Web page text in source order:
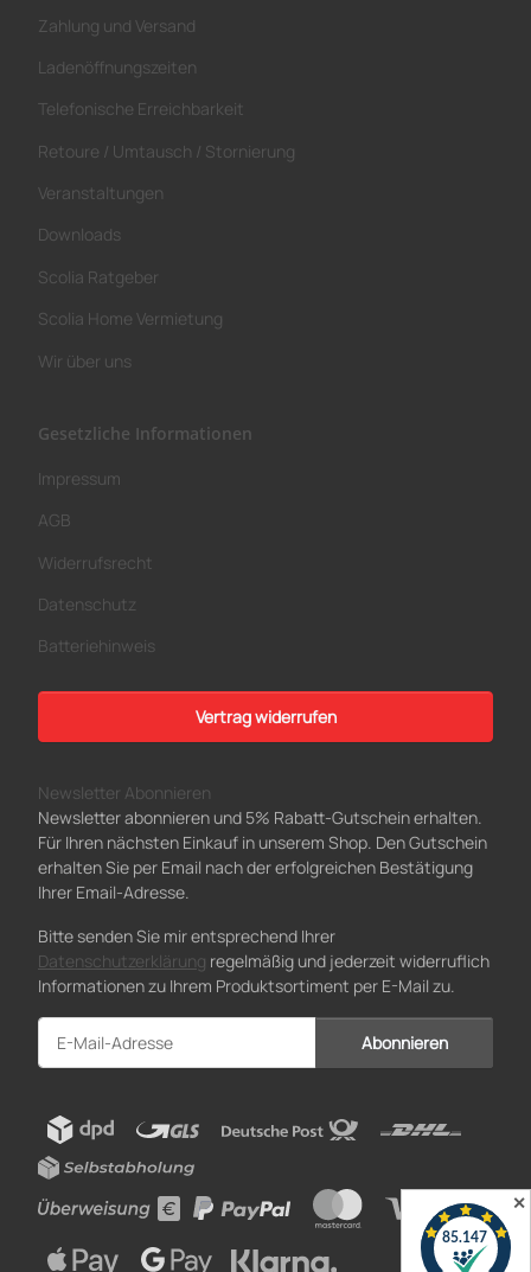
Zahlung und Versand
Ladenöffnungszeiten
Telefonische Erreichbarkeit
Retoure / Umtausch / Stornierung
Veranstaltungen
Downloads
Scolia Ratgeber
Scolia Home Vermietung
Wir über uns
Gesetzliche Informationen
Impressum
AGB
Widerrufsrecht
Datenschutz
Batteriehinweis
Vertrag widerrufen
Newsletter Abonnieren
Newsletter abonnieren und 5% Rabatt-Gutschein erhalten.
Für Ihren nächsten Einkauf in unserem Shop. Den Gutschein
erhalten Sie per Email nach der erfolgreichen Bestätigung
Ihrer Email-Adresse.
Bitte senden Sie mir entsprechend Ihrer
Datenschutzerklärung regelmäßig und jederzeit widerruflich
Informationen zu Ihrem Produktsortiment per E-Mail zu.
Abonnieren
✕